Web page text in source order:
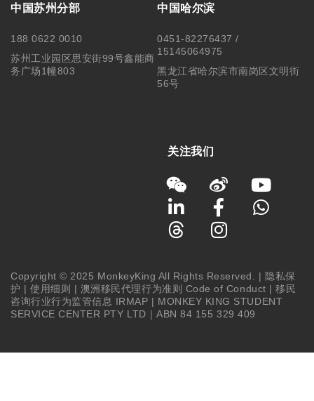
中国苏州分部
188 0622 0010
苏州工业园区思安街99号鑫能商
务广场1幢803
中国哈尔滨
0451-82276437 /
15145064975
黑龙江省哈尔滨市南岗区文明街
56号
关注我们
Copyright © 2025 MonkeyKing All Rights Reserved. | 隐私保
护 |使用细则 | 澳洲移民代理行为准则 Code of Conduct |移民
咨询行业行为监管信息 IRMAP | MONKEY KING STUDENT
SERVICE CENTER PTY LTD｜ABN 84 155 329 409